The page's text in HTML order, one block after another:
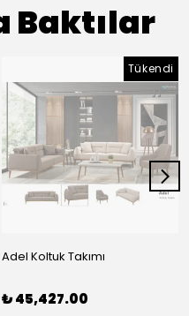
Baktılar
Tükendi
Adel Koltuk Takımı
₺ 45,427.00